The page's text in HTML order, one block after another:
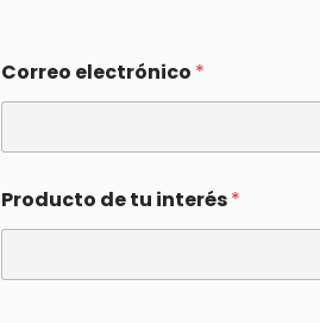
Correo electrónico *
Producto de tu interés*